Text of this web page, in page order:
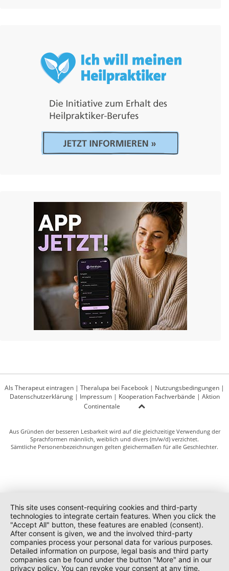
Als Therapeut eintragen | Theralupa bei Facebook | Nutzungsbedingungen |
Datenschutzerklärung| Impressum| Kooperation Fachverbände | Aktion
Continentale
Aus Gründen der besseren Lesbarkeit wird auf die gleichzeitige Verwendung der
Sprachformen männlich, weiblich und divers (m/w/d) verzichtet.
Sämtliche Personenbezeichnungen gelten gleichermaßen für alle Geschlechter.
This site uses consent-requiring cookies and third-party
technologies to integrate certain features. When you click the
"Accept All" button, these features are enabled (consent).
After consent is given, we and the involved third-party
companies process your personal data for various purposes.
Detailed information on purpose, legal basis and third party
companies can be found under the button "More" and in our
privacy policy. You can revoke your consent at any time.